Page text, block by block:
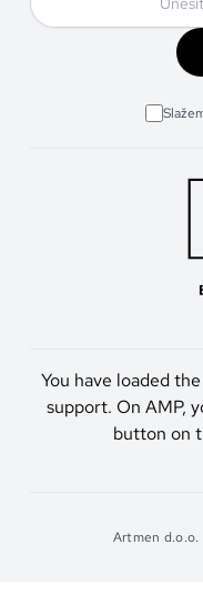
You have loaded
support. On AMP,
button on
Artmen d.o.o.